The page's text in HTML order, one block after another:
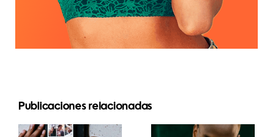
Publicaciones relacionadas
Las mejores
mejores